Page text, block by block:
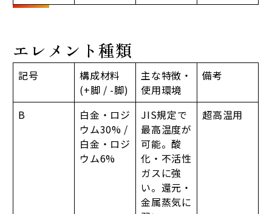
エレメント種類
記号
構成材料
(+脚 / -脚)
主な特徴・
使用環境
備考
B
白金・ロジ
ウム30% /
白金・ロジ
ウム6%
JIS規定で
最高温度が
可能。酸
化・不活性
ガスに強
い。還元・
金属蒸気に
超高温用